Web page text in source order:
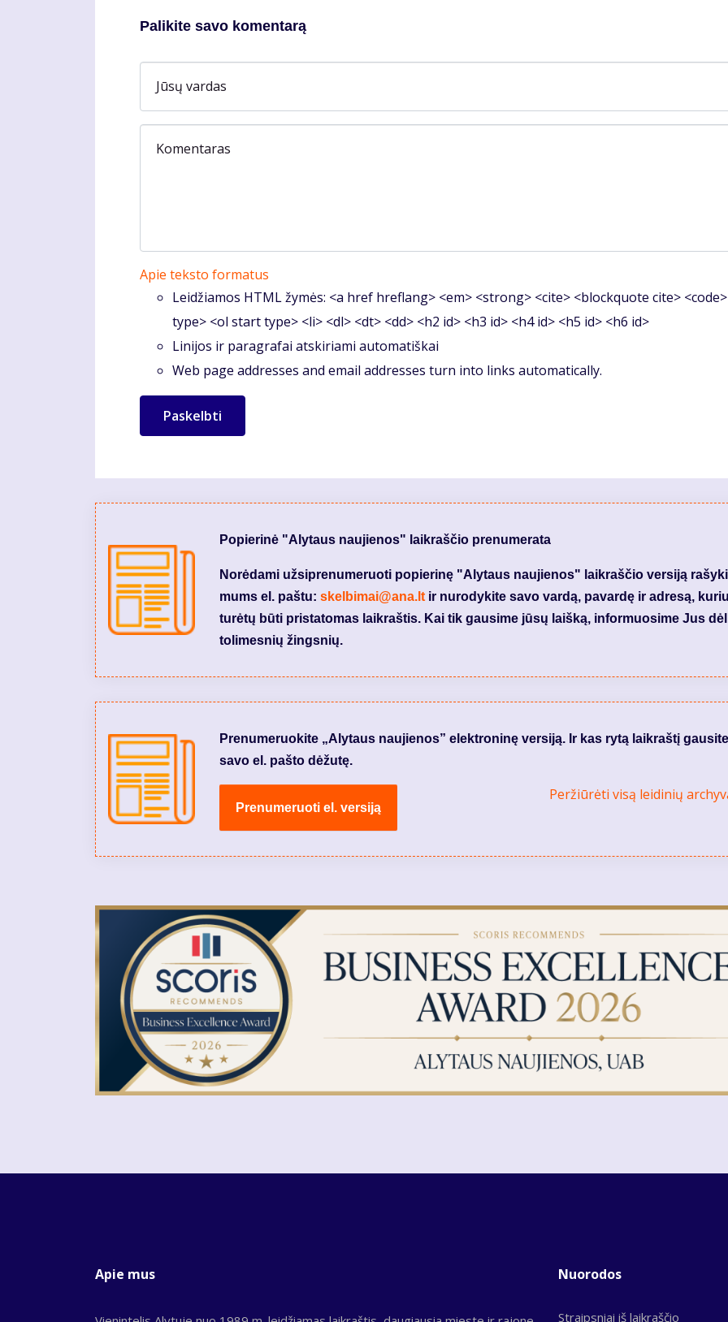
Palikite savo komentarą
Jūsų vardas
Komentaras
Apie teksto formatus
Leidžiamos HTML žymės: <a href hreflang> <em> <strong> <cite> <blockquote cite>
type> <ol start type> <li> <dl> <dt> <dd> <h2 id> <h3 id> <h4 id> <h5 id> <h6 id>
Linijos ir paragrafai atskiriami automatiškai
Web page addresses and email addresses turn into links automatically.
Popierinė "Alytaus naujienos" laikraščio prenumerata
Norėdami užsiprenumeruoti popierinę "Alytaus naujienos" laikraščio versiją
mums el. paštu:skelbimai@ana.lt ir nurodykite savo vardą, pavardę ir adresą,
turėtų būti pristatomas laikraštis. Kai tik gausime jūsų laišką, informuosime Jus dėl
tolimesnių žingsnių.
Prenumeruokite „Alytaus naujienos” elektroninę versiją. Ir kas rytą laikraštį
savo el. pašto dėžutę.
Prenumeruoti el. versiją
Peržiūrėti visą leidinių
Apie mus Nuorodos
Straipsniai iš laikraščio